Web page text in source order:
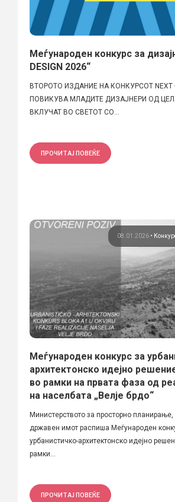
Меѓународен конкурс за
DESIGN 2026“
ВТОРОТО ИЗДАНИЕ НА КОНКУРСОТ NEXT
ПОВИКУВА МЛАДИТЕ ДИЗАЈНЕРИ ОД
ВКЛУЧАТ ВО СВЕТОТ СО...
ПРОЧИТАЈ ПОВЕЌЕ
08.01.2026 •
Меѓународен конкурс за
архитектонско идејно
во рамки на првата фаза од
на населбата „Велје брдо“
Министерството за просторно
државен имот распиша Меѓународен
урбанистичко-архитектонско идејно
рамки...
ПРОЧИТАЈ ПОВЕЌЕ